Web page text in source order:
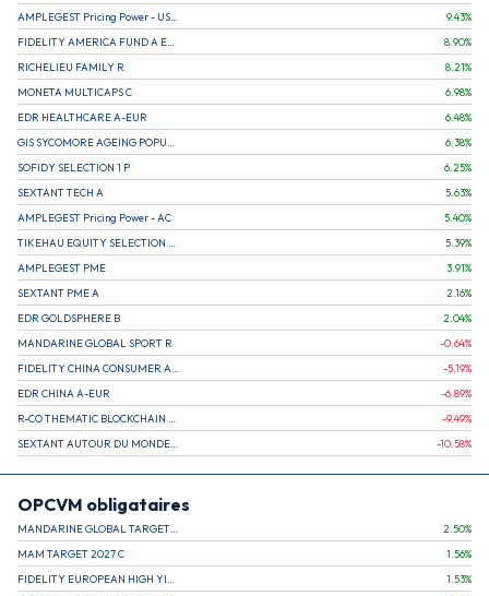
AMPLEGEST Pricing Power - US - AC
9.43%
FIDELITY AMERICA FUND A EUR (C)
8.90%
RICHELIEU FAMILY R
8.21%
MONETA MULTICAPS C
6.98%
EDR HEALTHCARE A-EUR
6.48%
GIS SYCOMORE AGEING POPULATION
6.38%
SOFIDY SELECTION 1 P
6.25%
SEXTANT TECH A
5.63%
AMPLEGEST Pricing Power - AC
5.40%
TIKEHAU EQUITY SELECTION R-Acc-EUR
5.39%
AMPLEGEST PME
3.91%
SEXTANT PME A
2.16%
EDR GOLDSPHERE B
2.04%
MANDARINE GLOBAL SPORT R
-0.64%
FIDELITY CHINA CONSUMER A EUR (C)
-5.19%
EDR CHINA A-EUR
-6.89%
R-CO THEMATIC BLOCKCHAIN GLOBAL EQU C EUR
-9.49%
SEXTANT AUTOUR DU MONDE A
-10.58%
OPCVM obligataires
MANDARINE GLOBAL TARGET 2030 C 2.50%
MAM TARGET 2027 C
1.56%
FIDELITY EUROPEAN HIGH YIELD FUND E (C)
1.53%